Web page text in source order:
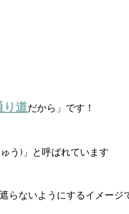
り道だから」です！
う)」と呼ばれています
らないようにするイメージ